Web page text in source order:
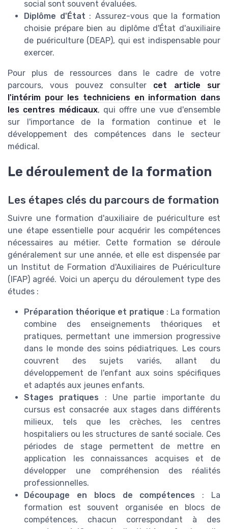
social sont souvent évaluées.
Diplôme d'État : Assurez-vous que la formation
choisie prépare bien au diplôme d'État d'auxiliaire
de puériculture (DEAP), qui est indispensable pour
exercer.
Pour plus de ressources dans le cadre de votre
parcours, vous pouvez consulter cet article sur
l'intérim pour les techniciens en information dans
les centres médicaux, qui offre une vue d'ensemble
sur l'importance de la formation continue et le
développement des compétences dans le secteur
médical.
Le déroulement de la formation
Les étapes clés du parcours de formation
Suivre une formation d'auxiliaire de puériculture est
une étape essentielle pour acquérir les compétences
nécessaires au métier. Cette formation se déroule
généralement sur une année, et elle est dispensée par
un Institut de Formation d'Auxiliaires de Puériculture
(IFAP) agréé. Voici un aperçu du déroulement type des
études :
Préparation théorique et pratique : La formation
combine des enseignements théoriques et
pratiques, permettant une immersion progressive
dans le monde des soins pédiatriques. Les cours
couvrent des sujets variés, allant du
développement de l'enfant aux soins spécifiques
et adaptés aux jeunes enfants.
Stages pratiques : Une partie importante du
cursus est consacrée aux stages dans différents
milieux, tels que les crèches, les centres
hospitaliers ou les structures de santé sociale. Ces
périodes de stage permettent de mettre en
application les connaissances acquises et de
développer une compréhension des réalités
professionnelles.
Découpage en blocs de compétences : La
formation est souvent organisée en blocs de
compétences, chacun correspondant à des